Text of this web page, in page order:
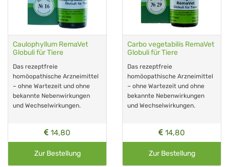
Caulophyllum RemaVet
Globuli für Tiere
Das rezeptfreie
homöopathische Arzneimittel
– ohne Wartezeit und ohne
bekannte Nebenwirkungen
und Wechselwirkungen.
14,80
Zur Bestellung
Carbo vegetabilis RemaVet
Globuli für Tiere
Das rezeptfreie
homöopathische Arzneimittel
– ohne Wartezeit und ohne
bekannte Nebenwirkungen
und Wechselwirkungen.
14,80
Zur Bestellung